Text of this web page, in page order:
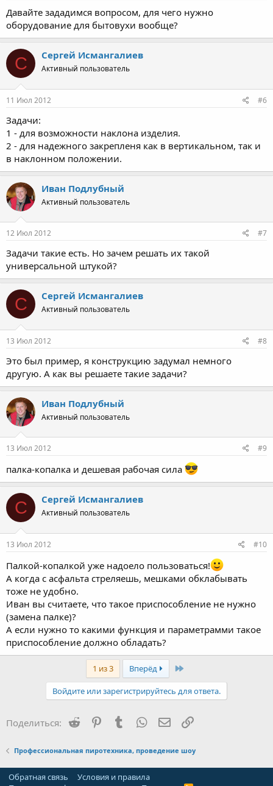
Давайте зададимся вопросом, для чего нужно
оборудование для бытовухи вообще?
С Сергей Исмангалиев
Активный пользователь
11 Июл 2012 #6
Задачи:
1 - для возможности наклона изделия.
2 - для надежного закрепленя как в вертикальном, так и
в наклонном положении.
Иван Подлубный
Активный пользователь
12 Июл 2012 #7
Задачи такие есть. Но зачем решать их такой
универсальной штукой?
С Сергей Исмангалиев
Активный пользователь
13 Июл 2012 #8
Это был пример, я конструкцию задумал немного
другую. А как вы решаете такие задачи?
Иван Подлубный
Активный пользователь
13 Июл 2012 #9
палка-копалка и дешевая рабочая сила
С Сергей Исмангалиев
Активный пользователь
13 Июл 2012 #10
Палкой-копалкой уже надоело пользоваться!
А когда с асфальта стреляешь, мешками обклабывать
тоже не удобно.
Иван вы считаете, что такое приспособление не нужно
(замена палке)?
А если нужно то какими функция и параметрамми такое
приспособление должно обладать?
1 из 3 Вперёд Last
Войдите или зарегистрируйтесь для ответа.
Поделиться: Reddit PinterestTumblrWhatsAppЭлектронная почта
Ссылка
Профессиональная пиротехника, проведение шоу
Обратная связь
Условия и правила